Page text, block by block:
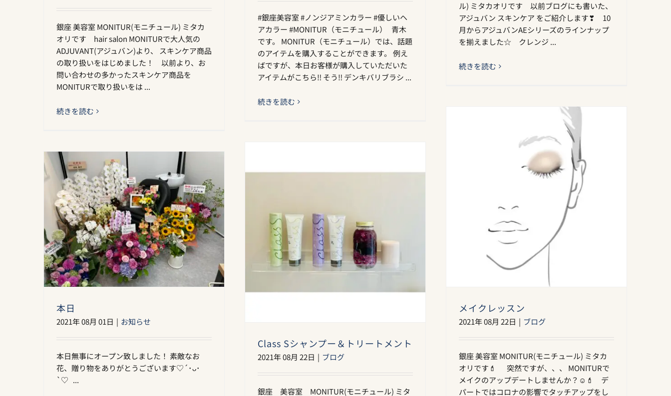
#銀座美容室 #ノンジアミンカラー #優しいヘ
アカラー #MONITUR（モニチュール） 青木
です。 MONITUR（モニチュール）では、話題
のアイテムを購入することができます。 例え
ばですが、本日お客様が購入していただいた
アイテムがこちら‼︎ そう‼︎ デンキバリブラシ ...
続きを読む
ル) ミタカオリです 以前ブログにも書いた、
アジュバン スキンケア をご紹介します❣︎ 10
月からアジュバンAEシリーズのラインナップ
を揃えました☆ クレンジ ...
続きを読む
銀座 美容室 MONITUR(モニチュール) ミタカ
オリです hair salon MONITURで大人気の
ADJUVANT(アジュバン)より、 スキンケア商品
の取り扱いをはじめました！ 以前より、お
問い合わせの多かったスキンケア商品を
MONITURで取り扱いをは ...
続きを読む
メイクレッスン
2021年 08月 22日 | ブログ
銀座 美容室 MONITUR(モニチュール) ミタカ
オリです💄 突然ですが、、、 MONITURで
メイクのアップデートしませんか？☺️💄 デ
パートではコロナの影響でタッチアップをし
Class Sシャンプー＆トリートメント
2021年 08月 22日 | ブログ
銀座 美容室 MONITUR(モニチュール) ミタ
本日
2021年 08月 01日 | お知らせ
本日無事にオープン致しました！ 素敵なお
花、贈り物をありがとうございます♡´･ᴗ･
`♡ ...